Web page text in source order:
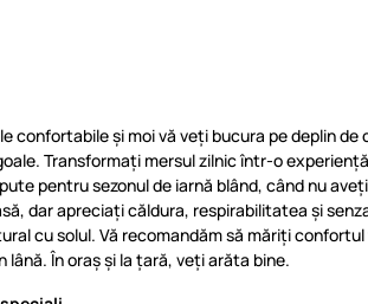
confortabile și moi vă veți bucura pe deplin de
Transformați mersul zilnic într-o
pentru sezonul de iarnă blând, când nu
dar apreciați căldura, respirabilitatea și
cu solul. Vă recomandăm să măriți
lână. În oraș și la țară, veți arăta bine.